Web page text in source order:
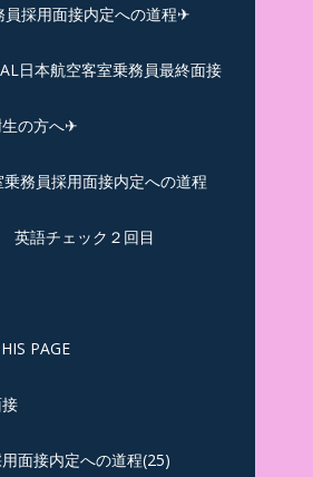
採用面接内定への道程✈︎
日本航空客室乗務員最終面接
生の方へ✈
務員採用面接内定への道程
英語チェック２回目
PAGE
面接内定への道程(25)